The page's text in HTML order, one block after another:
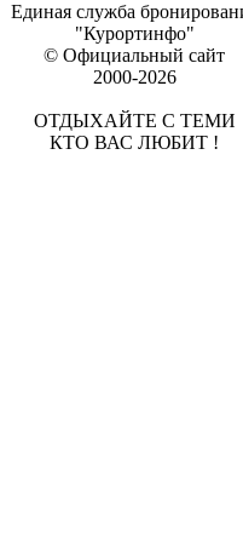
Единая служба
"Курортинфо"
© Официальный сайт
2000-2026
ОТДЫХАЙТЕ С ТЕМИ
КТО ВАС ЛЮБИТ !